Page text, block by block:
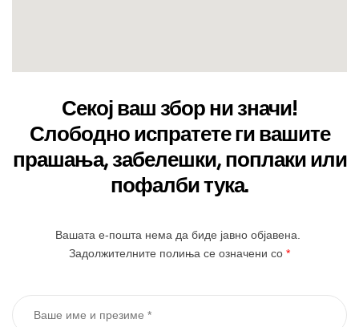
Секој ваш збор ни значи!
Слободно испратете ги вашите
прашања, забелешки, поплаки или
пофалби тука.
Вашата е-пошта нема да биде јавно објавена.
Задолжителните полиња се означени со *